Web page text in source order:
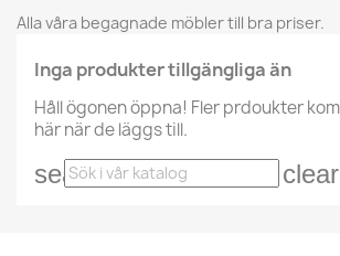
Alla våra begagnade möbler till bra priser.
Inga produkter tillgängliga än
Håll ögonen öppna! Fler prdoukter
här när de läggs till.
search clear